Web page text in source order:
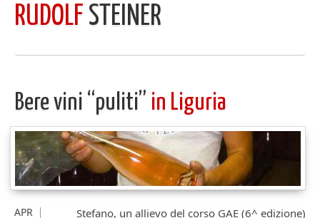
RUDOLF STEINER
Bere vini “puliti” in Liguria
APR
Stefano, un allievo del corso GAE (6^ edizione)